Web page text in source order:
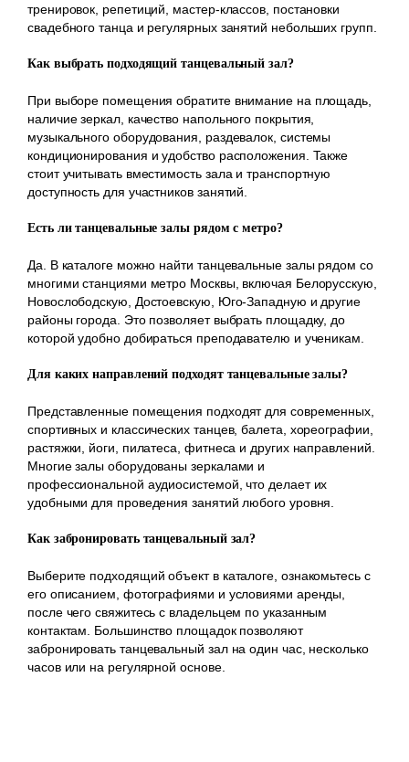
тренировок, репетиций, мастер-классов, постановки
свадебного танца и регулярных занятий небольших групп.
Как выбрать подходящий танцевальный зал?
При выборе помещения обратите внимание на площадь,
наличие зеркал, качество напольного покрытия,
музыкального оборудования, раздевалок, системы
кондиционирования и удобство расположения. Также
стоит учитывать вместимость зала и транспортную
доступность для участников занятий.
Есть ли танцевальные залы рядом с метро?
Да. В каталоге можно найти танцевальные залы рядом со
многими станциями метро Москвы, включая Белорусскую,
Новослободскую, Достоевскую, Юго-Западную и другие
районы города. Это позволяет выбрать площадку, до
которой удобно добираться преподавателю и ученикам.
Для каких направлений подходят танцевальные залы?
Представленные помещения подходят для современных,
спортивных и классических танцев, балета, хореографии,
растяжки, йоги, пилатеса, фитнеса и других направлений.
Многие залы оборудованы зеркалами и
профессиональной аудиосистемой, что делает их
удобными для проведения занятий любого уровня.
Как забронировать танцевальный зал?
Выберите подходящий объект в каталоге, ознакомьтесь с
его описанием, фотографиями и условиями аренды,
после чего свяжитесь с владельцем по указанным
контактам. Большинство площадок позволяют
забронировать танцевальный зал на один час, несколько
часов или на регулярной основе.